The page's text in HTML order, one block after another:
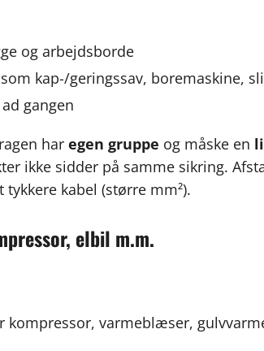
og arbejdsborde
kap-/geringssav, boremaskine,
gangen
haregen gruppe og måske en
ikke sidder på samme sikring.
kabel (større mm²).
elbil m.m.
kompressor, varmeblæser,